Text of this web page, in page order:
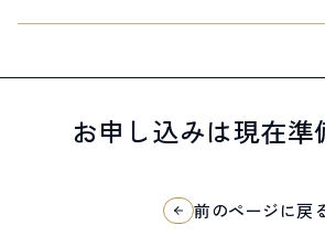
お申し込みは現在準
前のページに戻